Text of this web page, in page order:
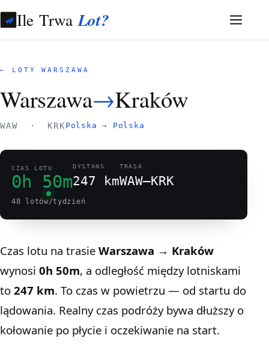
Ile TrwaLot?
← LOTY WARSZAWA
Warszawa→Kraków
WAW · KRK Polska → Polska
CZAS LOTU
0h 50m
DYSTANS
247 km
TRASA
WAW–KRK
48 lotów/tydzień
Czas lotu na trasie Warszawa → Kraków
wynosi 0h 50m, a odległość między lotniskami
to 247 km. To czas w powietrzu — od startu do
lądowania. Realny czas podróży bywa dłuższy o
kołowanie po płycie i oczekiwanie na start.